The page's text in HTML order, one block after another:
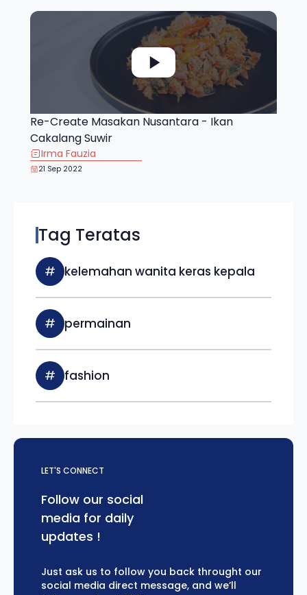
Re-Create Masakan Nusantara - Ikan
Cakalang Suwir
Irma Fauzia
21 Sep 2022
Tag Teratas
# kelemahan wanita keras kepala
# permainan
# fashion
LET'S CONNECT
Follow our social
media for daily
updates !
Just ask us to follow you back throught our
social media direct message, and we’ll